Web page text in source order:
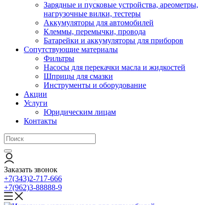
Зарядные и пусковые устройства, ареометры,
нагрузочные вилки, тестеры
Аккумуляторы для автомобилей
Клеммы, перемычки, провода
Батарейки и аккумуляторы для приборов
Сопутствующие материалы
Фильтры
Насосы для перекачки масла и жидкостей
Шприцы для смазки
Инструменты и оборудование
Акции
Услуги
Юридическим лицам
Контакты
Заказать звонок
+7(343)2-717-666
+7(962)3-88888-9